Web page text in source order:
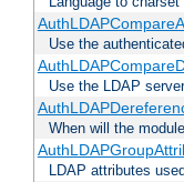
Use the
Use the LDAP
When will the
LDAP attributes